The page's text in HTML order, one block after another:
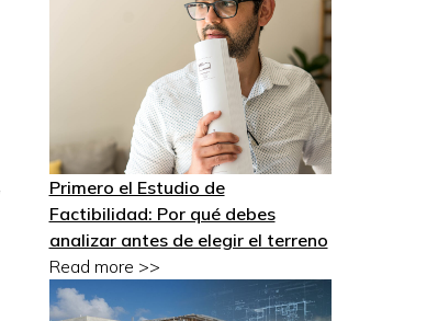
Primero el Estudio de
Factibilidad: Por qué debes
analizar antes de elegir el terreno
Read more >>